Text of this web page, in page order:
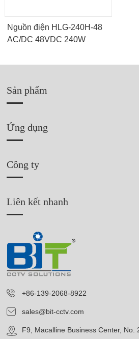
Nguồn điện HLG-240H-48
AC/DC 48VDC 240W
Sản phẩm
Ứng dụng
Công ty
Liên kết nhanh
+86-139-2068-8922
sales@bit-cctv.com
F9, Macalline Business Center, No.